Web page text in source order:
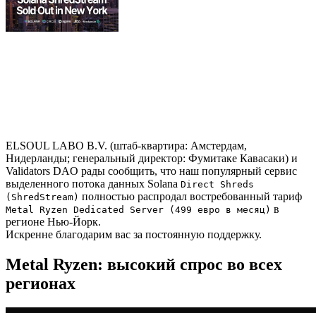
ELSOUL LABO B.V. (штаб-квартира: Амстердам,
Нидерланды; генеральный директор: Фумитаке Кавасаки) и
Validators DAO рады сообщить, что наш популярный сервис
выделенного потока данных Solana Direct Shreds
(ShredStream) полностью распродал востребованный тариф
Metal Ryzen Dedicated Server (499 евро в месяц) в
регионе Нью-Йорк.
Искренне благодарим вас за постоянную поддержку.
Metal Ryzen: высокий спрос во всех
регионах